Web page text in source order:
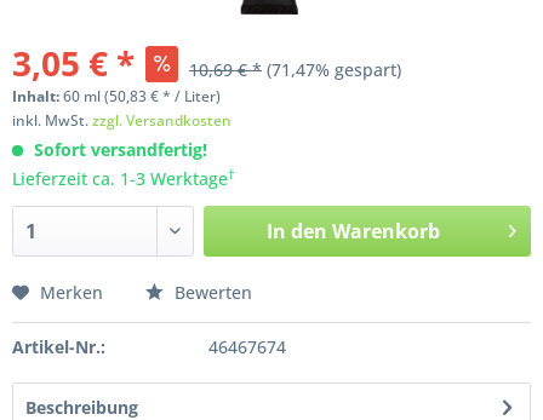
3,05 € * 10,69 € * (71,47% gespart)
Inhalt:60 ml(50,83 € * / Liter)
inkl. MwSt.zzgl. Versandkosten
Sofort versandfertig!
Lieferzeit ca. 1-3 Werktage†
In den Warenkorb
Merken Bewerten
Artikel-Nr.: 46467674
Beschreibung